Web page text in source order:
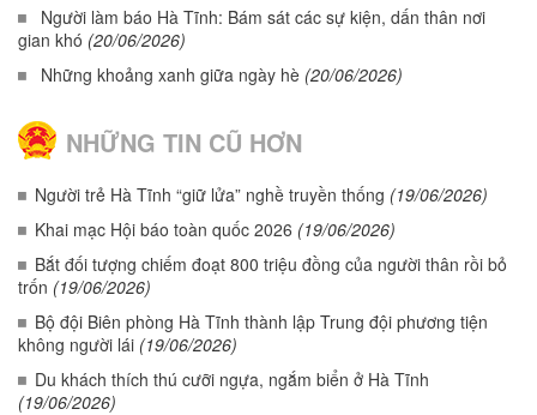
Người làm báo Hà Tĩnh: Bám sát các sự kiện, dấn thân nơi
gian khó (20/06/2026)
Những khoảng xanh giữa ngày hè (20/06/2026)
NHỮNG TIN CŨ HƠN
Người trẻ Hà Tĩnh “giữ lửa” nghề truyền thống (19/06/2026)
Khai mạc Hội báo toàn quốc 2026 (19/06/2026)
Bắt đối tượng chiếm đoạt 800 triệu đồng của người thân rồi bỏ
trốn (19/06/2026)
Bộ đội Biên phòng Hà Tĩnh thành lập Trung đội phương tiện
không người lái (19/06/2026)
Du khách thích thú cưỡi ngựa, ngắm biển ở Hà Tĩnh
(19/06/2026)